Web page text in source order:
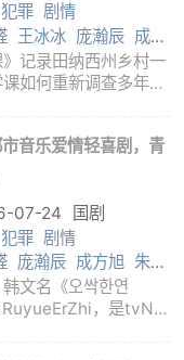
犯罪 剧情
王冰冰 庞瀚辰 成方
思意
》记录田纳西州乡村一
如何重新调查多年未
堂出发的行动让他们
复杂性：推动案件前
音乐爱情轻喜剧，青
07-24
国剧
犯罪 剧情
庞瀚辰 成方旭 朱宏
冰冰
韩文名《오싹한연
RuyueErZhi，是tvN推